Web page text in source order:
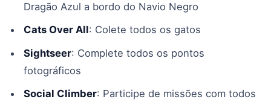
Dragão Azul a bordo do Navio Negro
Cats Over All: Colete todos os gatos
Sightseer: Complete todos os pontos
fotográficos
Social Climber: Participe de missões com todos